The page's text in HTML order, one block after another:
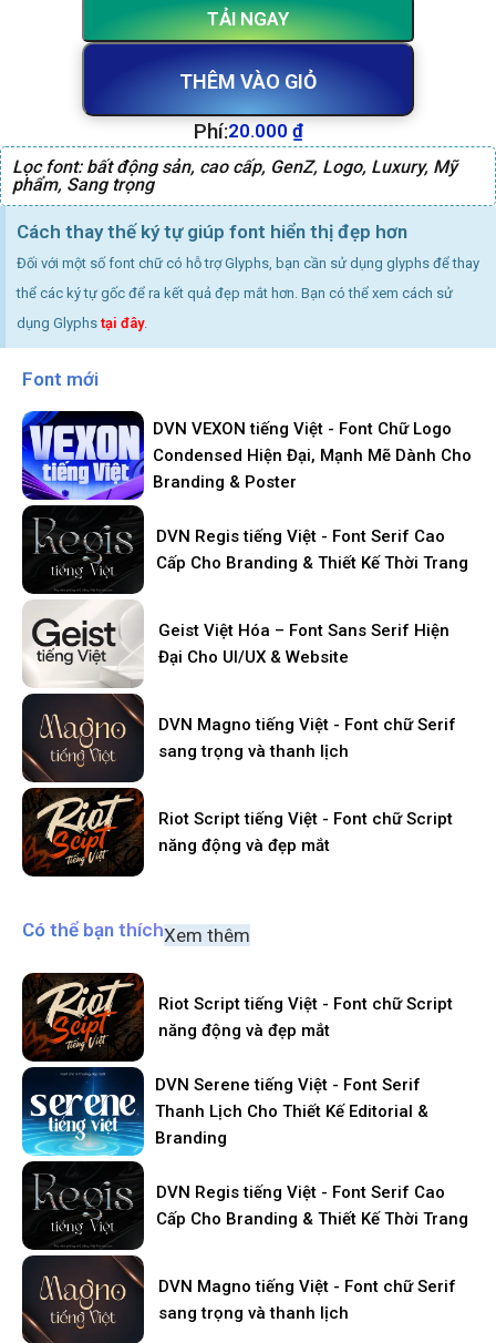
THÊM VÀO GIỎ
TẢI NGAY
Phí:20.000 ₫
Lọc font: bất động sản, cao cấp, GenZ, Logo, Luxury, Mỹ
phẩm, Sang trọng
Cách thay thế ký tự giúp font hiển thị đẹp hơn
Đối với một số font chữ có hỗ trợ Glyphs, bạn cần sử dụng glyphs để thay
thể các ký tự gốc để ra kết quả đẹp mắt hơn. Bạn có thể xem cách sử
dụng Glyphs tại đây.
Font mới
DVN VEXON tiếng Việt - Font Chữ Logo
Condensed Hiện Đại, Mạnh Mẽ Dành Cho
Branding & Poster
DVN Regis tiếng Việt - Font Serif Cao
Cấp Cho Branding & Thiết Kế Thời Trang
Geist Việt Hóa – Font Sans Serif Hiện
Đại Cho UI/UX & Website
DVN Magno tiếng Việt - Font chữ Serif
sang trọng và thanh lịch
Riot Script tiếng Việt - Font chữ Script
năng động và đẹp mắt
Có thể bạn thíchXem thêm
Riot Script tiếng Việt - Font chữ Script
năng động và đẹp mắt
DVN Serene tiếng Việt - Font Serif
Thanh Lịch Cho Thiết Kế Editorial &
Branding
DVN Regis tiếng Việt - Font Serif Cao
Cấp Cho Branding & Thiết Kế Thời Trang
DVN Magno tiếng Việt - Font chữ Serif
sang trọng và thanh lịch